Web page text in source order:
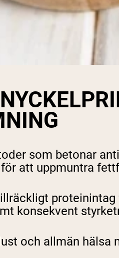
som betonar
att uppmuntra
konsekvent
och allmän hälsa
Shipping Country: